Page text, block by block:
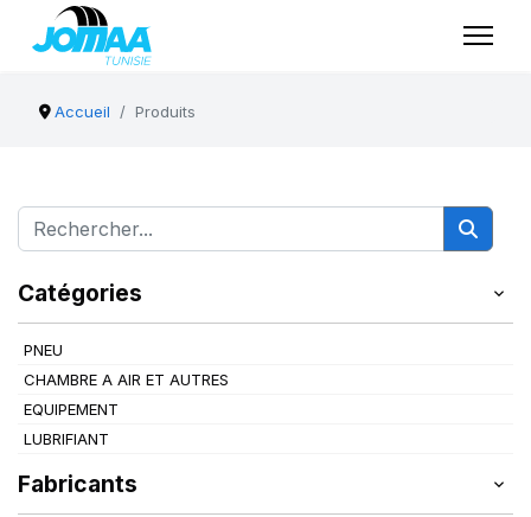
Accueil Produits
Catégories
PNEU
CHAMBRE A AIR ET AUTRES
EQUIPEMENT
LUBRIFIANT
Fabricants